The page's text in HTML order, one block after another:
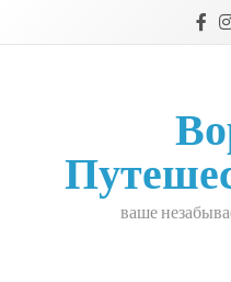
ваше